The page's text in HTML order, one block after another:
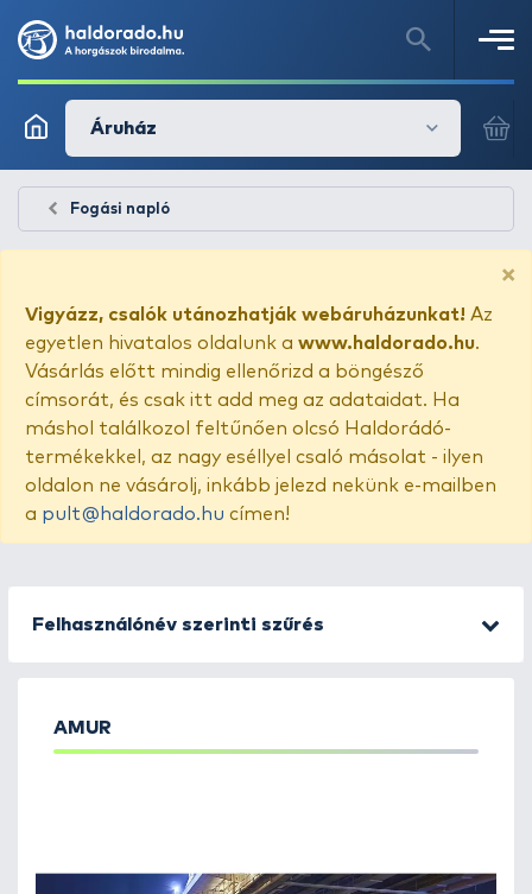
Áruház
Fogási napló
×
Vigyázz, csalók utánozhatják webáruházunkat! Az
egyetlen hivatalos oldalunk a www.haldorado.hu.
Vásárlás előtt mindig ellenőrizd a böngésző
címsorát, és csak itt add meg az adataidat. Ha
máshol találkozol feltűnően olcsó Haldorádó-
termékekkel, az nagy eséllyel csaló másolat - ilyen
oldalon ne vásárolj, inkább jelezd nekünk e-mailben
a pult@haldorado.hu címen!
Felhasználónév szerinti szűrés
AMUR